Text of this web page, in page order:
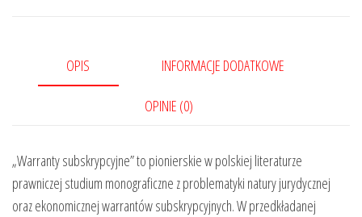
OPIS INFORMACJE DODATKOWE
OPINIE (0)
„Warranty subskrypcyjne” to pionierskie w polskiej literaturze
prawniczej studium monograficzne z problematyki natury jurydycznej
oraz ekonomicznej warrantów subskrypcyjnych. W przedkładanej